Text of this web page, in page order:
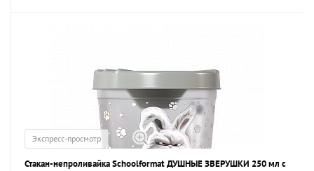
Экспресс-просмотр
Стакан-непроливайка Schoolformat ДУШНЫЕ ЗВЕРУШКИ 250 мл с